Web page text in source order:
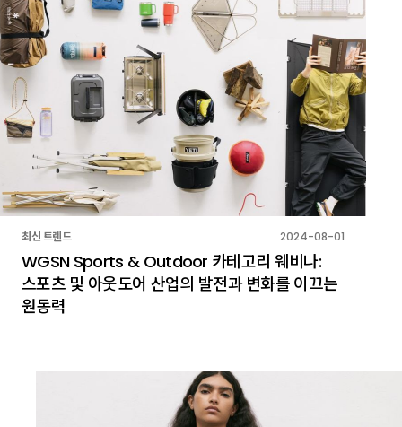
최신 트렌드 2024-08-01
WGSN Sports & Outdoor 카테고리 웨비나:
스포츠 및 아웃도어 산업의 발전과 변화를 이끄는
원동력